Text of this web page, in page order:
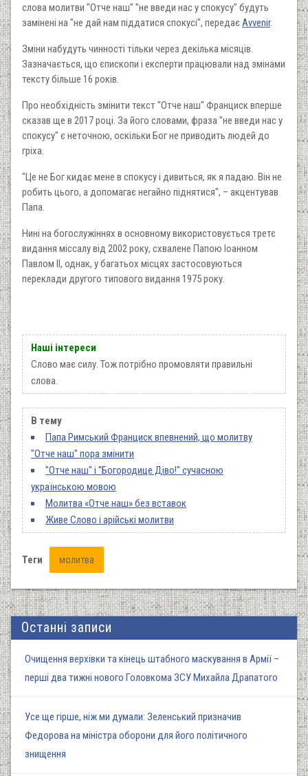
слова молитви "Отче наш" "не введи нас у спокусу" будуть
замінені на "не дай нам піддатися спокусі", передаєAvvenir.
Зміни набудуть чинності тільки через декілька місяців.
Зазначається, що єпископи і експерти працювали над змінами
тексту більше 16 років.
Про необхідність змінити текст "Отче наш" Франциск вперше
сказав ще в 2017 році. За його словами, фраза "не введи нас у
спокусу" є неточною, оскільки Бог не приводить людей до
гріха.
"Це не Бог кидає мене в спокусу і дивиться, як я падаю. Він не
робить цього, а допомагає негайно піднятися", – акцентував
Папа.
Нині на богослужіннях в основному використовується третє
видання міссалу від 2002 року, схвалене Папою Іоанном
Павлом II, однак, у багатьох місцях застосовуються
переклади другого типового видання 1975 року.
Наші інтереси
Слово має силу. Тож потрібно промовляти правильні
слова.
В тему
Папа Римський Франциск впевнений, що молитву
"Отче наш" пора змінити
"Отче наш" і "Богородице Діво!" сучасною
українською мовою
Молитва «Отче наш» без вставок
Живе Слово і арійські молитви
Теги молитва
Останні записи
Очищення верхівки та кінець штабного маскування в Армії –
перші два тижні нового Головкома ЗСУ Михайла Драпатого
Усе ще гірше, ніж ми думали: Зеленський призначив
Федорова на міністра оборони для його політичного
знищення